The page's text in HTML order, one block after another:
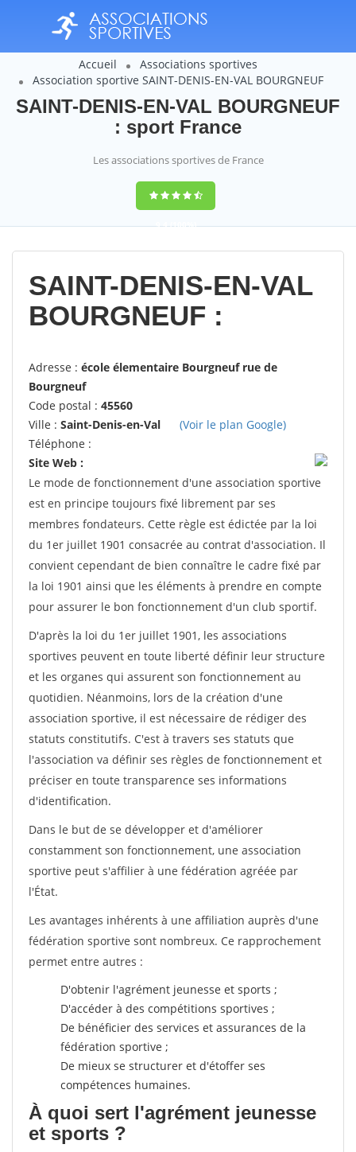
Accueil
Associations sportives
Association sportive SAINT-DENIS-EN-VAL BOURGNEUF
SAINT-DENIS-EN-VAL BOURGNEUF
: sport France
Les associations sportives de France
9,4(100%)
14358votes
SAINT-DENIS-EN-VAL
BOURGNEUF :
Adresse : école élementaire Bourgneuf rue de
Bourgneuf
Code postal : 45560
Ville : Saint-Denis-en-Val
(Voir le plan Google)
Téléphone :
Site Web :
Le mode de fonctionnement d'une association sportive
est en principe toujours fixé librement par ses
membres fondateurs. Cette règle est édictée par la loi
du 1er juillet 1901 consacrée au contrat d'association. Il
convient cependant de bien connaître le cadre fixé par
la loi 1901 ainsi que les éléments à prendre en compte
pour assurer le bon fonctionnement d'un club sportif.
D'après la loi du 1er juillet 1901, les associations
sportives peuvent en toute liberté définir leur structure
et les organes qui assurent son fonctionnement au
quotidien. Néanmoins, lors de la création d'une
association sportive, il est nécessaire de rédiger des
statuts constitutifs. C'est à travers ses statuts que
l'association va définir ses règles de fonctionnement et
préciser en toute transparence ses informations
d'identification.
Dans le but de se développer et d'améliorer
constamment son fonctionnement, une association
sportive peut s'affilier à une fédération agréée par
l'État.
Les avantages inhérents à une affiliation auprès d'une
fédération sportive sont nombreux. Ce rapprochement
permet entre autres :
D'obtenir l'agrément jeunesse et sports ;
D'accéder à des compétitions sportives ;
De bénéficier des services et assurances de la
fédération sportive ;
De mieux se structurer et d'étoffer ses
compétences humaines.
À quoi sert l'agrément jeunesse
et sports ?